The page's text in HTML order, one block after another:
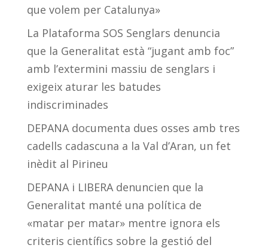
que volem per Catalunya»
La Plataforma SOS Senglars denuncia
que la Generalitat està “jugant amb foc”
amb l’extermini massiu de senglars i
exigeix aturar les batudes
indiscriminades
DEPANA documenta dues osses amb tres
cadells cadascuna a la Val d’Aran, un fet
inèdit al Pirineu
DEPANA i LIBERA denuncien que la
Generalitat manté una política de
«matar per matar» mentre ignora els
criteris científics sobre la gestió del